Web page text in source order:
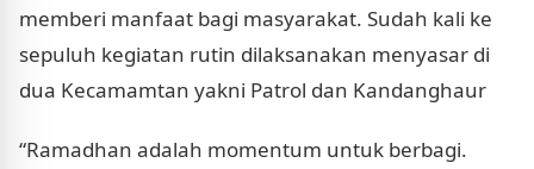
memberi manfaat bagi masyarakat. Sudah kali ke
sepuluh kegiatan rutin dilaksanakan menyasar di
dua Kecamamtan yakni Patrol dan Kandanghaur
“Ramadhan adalah momentum untuk berbagi.